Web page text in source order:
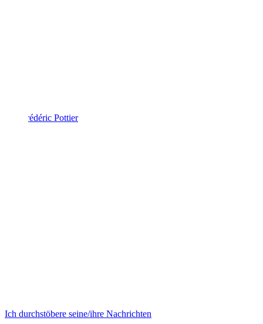
Frédéric Pottier
Ich durchstöbere seine/ihre Nachrichten